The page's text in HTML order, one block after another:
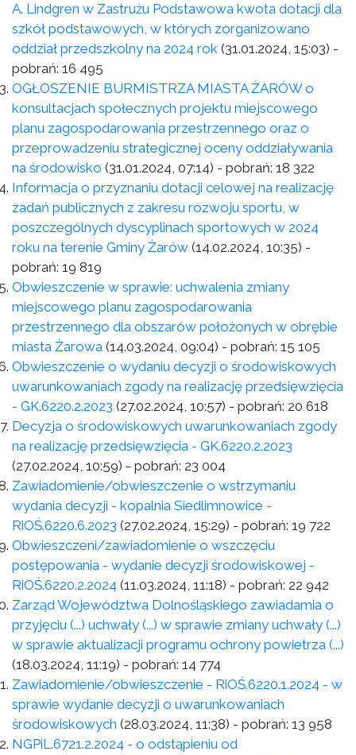
A. Lindgren w Zastrużu Podstawowa kwota dotacji dla
szkół podstawowych, w których zorganizowano
oddział przedszkolny na 2024 rok (31.01.2024, 15:03) -
pobrań: 16 495
OGŁOSZENIE BURMISTRZA MIASTA ŻARÓW o
konsultacjach społecznych projektu miejscowego
planu zagospodarowania przestrzennego oraz o
przeprowadzeniu strategicznej oceny oddziaływania
na środowisko (31.01.2024, 07:14) - pobrań: 18 322
Informacja o przyznaniu dotacji celowej na realizację
zadań publicznych z zakresu rozwoju sportu, w
poszczególnych dyscyplinach sportowych w 2024
roku na terenie Gminy Żarów (14.02.2024, 10:35) -
pobrań: 19 819
Obwieszczenie w sprawie: uchwalenia zmiany
miejscowego planu zagospodarowania
przestrzennego dla obszarów położonych w obrębie
miasta Żarowa (14.03.2024, 09:04) - pobrań: 15 105
Obwieszczenie o wydaniu decyzji o środowiskowych
uwarunkowaniach zgody na realizację przedsięwzięcia
- GK.6220.2.2023 (27.02.2024, 10:57) - pobrań: 20 618
Decyzja o środowiskowych uwarunkowaniach zgody
na realizację przedsięwzięcia - GK.6220.2.2023
(27.02.2024, 10:59) - pobrań: 23 004
Zawiadomienie/obwieszczenie o wstrzymaniu
wydania decyzji - kopalnia Siedlimnowice -
RiOŚ.6220.6.2023 (27.02.2024, 15:29) - pobrań: 19 722
Obwieszczeni/zawiadomienie o wszczęciu
postępowania - wydanie decyzji środowiskowej -
RiOŚ.6220.2.2024 (11.03.2024, 11:18) - pobrań: 22 942
Zarząd Województwa Dolnośląskiego zawiadamia o
przyjęciu (...) uchwały (...) w sprawie zmiany uchwały (...)
w sprawie aktualizacji programu ochrony powietrza (...)
(18.03.2024, 11:19) - pobrań: 14 774
Zawiadomienie/obwieszczenie - RiOŚ.6220.1.2024 - w
sprawie wydanie decyzji o uwarunkowaniach
środowiskowych (28.03.2024, 11:38) - pobrań: 13 958
NGPiL.6721.2.2024 - o odstąpieniu od